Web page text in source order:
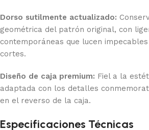
Dorso sutilmente actualizado:
geométrica del patrón original, con
contemporáneas que lucen
cortes.
Diseño de caja premium: Fiel a la
adaptada con los detalles
en el reverso de la caja.
Especificaciones Técnicas